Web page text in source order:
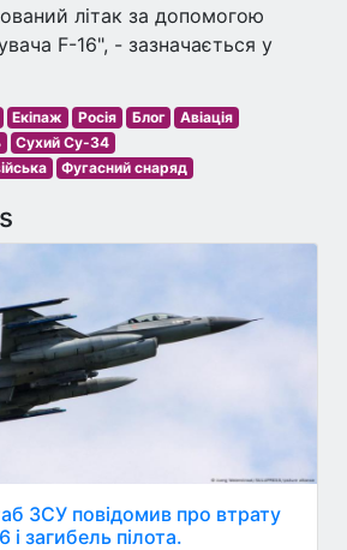
літак за допомогою
F-16", - зазначається у
Екіпаж Росія Блог
Авіація
Сухий Су-34
Фугасний снаряд
ЗСУ повідомив про втрату
загибель пілота.